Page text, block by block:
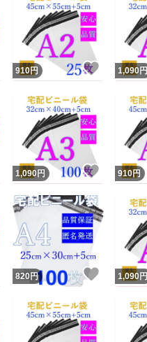
いいね！
910円 いいね！
1,090 円
いいね！
1,090 円 いいね！
910円
いいね！
820円 いいね！
1,090 円